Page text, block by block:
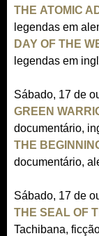
THE ATOMIC
legendas em
DAY OF THE
legendas em
Sábado, 17 de
GREEN
documentário,
THE
documentário,
Sábado, 17 de
THE SEAL OF
Tachibana,